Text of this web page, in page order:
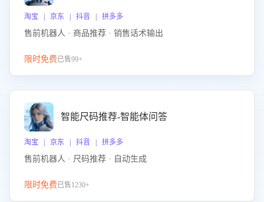
淘宝 | 京东 | 抖音 | 拼多多
售前机器人 · 商品推荐 · 销售话术输出
限时免费已售99+
智能尺码推荐-智能体问答
淘宝 | 京东 | 抖音 | 拼多多
售前机器人 · 尺码推荐 · 自动生成
限时免费已售1230+